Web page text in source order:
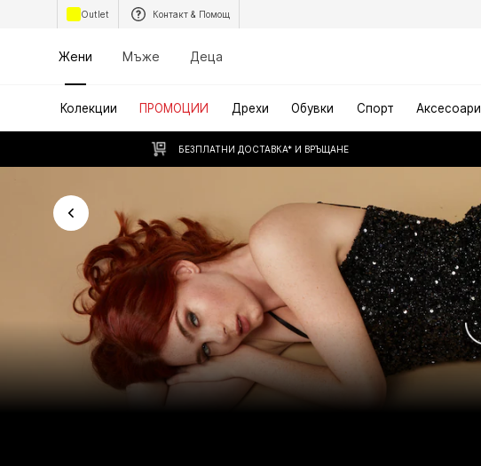
Outlet Контакт & Помощ
Жени Мъже Деца
Колекции ПРОМОЦИИ Дрехи Обувки Спорт Аксесоари
БЕЗПЛАТНИ ДОСТАВКА* И ВРЪЩАНЕ